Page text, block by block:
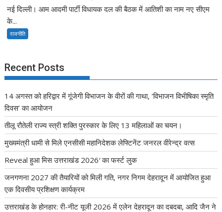
नई दिल्ली। आम आदमी पार्टी विधायक दल की बैठक में आतिशी का नाम नए सीएम
के...
राजनीति
Recent Posts
14 अगस्त को हरिद्वार में गूंजेगी विभाजन के वीरों की गाथा, ‘विभाजन विभीषिका स्मृति
दिवस’ का आयोजन
तीलू रौतेली राज्य स्त्री शक्ति पुरस्कार के लिए 13 महिलाओं का चयन।
मुख्यमंत्री धामी से मिले एनसीसी महानिदेशक लेफ्टिनेंट जनरल वीरेन्द्र वत्स
Reveal हुआ मिस उत्तराखंड 2026′ का फर्स्ट लुक
जनगणना 2027 की तैयारियों को मिली गति, नगर निगम देहरादून में आयोजित हुआ
एक दिवसीय प्रशिक्षण कार्यक्रम
उत्तराखंड के होनहार: री-नीट यूजी 2026 में एलेन देहरादून का दबदबा, आदि जैन ने